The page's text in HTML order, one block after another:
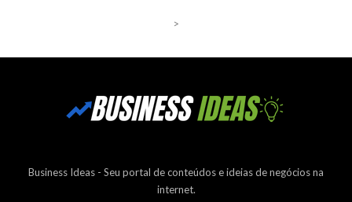
>
Business Ideas - Seu portal de conteúdos e ideias de negócios na
internet.